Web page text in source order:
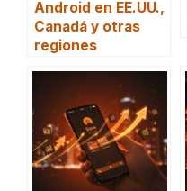
Android en EE.UU.,
Canadá y otras
regiones